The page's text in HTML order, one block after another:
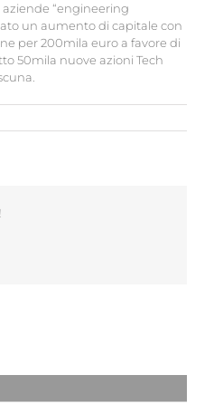
“engineering
un aumento di capitale con
per 200mila euro a favore di
50mila nuove azioni Tech